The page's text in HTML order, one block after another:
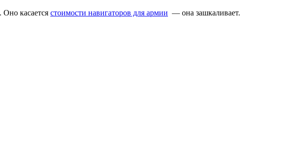
касается стоимости навигаторов для армии — она зашкаливает.